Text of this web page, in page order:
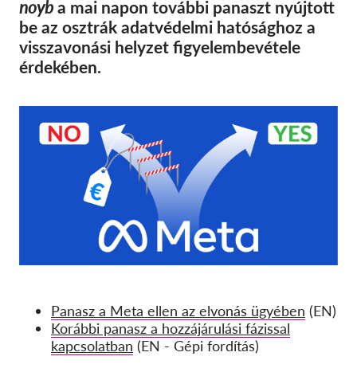
GDPRhub
noyba mai napon további panaszt nyújtott
be az osztrák adatvédelmi hatósághoz a
visszavonási helyzet figyelembevétele
érdekében.
Panasz a Meta ellen az elvonás ügyében (EN)
Korábbi panasz a hozzájárulási fázissal
kapcsolatban (EN - Gépi fordítás)